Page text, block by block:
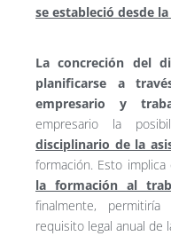
se estableció desde
La concreción del
planificarse a
empresario y
empresario la
disciplinario de la
formación. Esto implica
la formación al
finalmente,
requisito legal anual de